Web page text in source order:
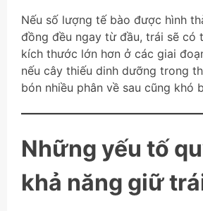
Nếu số lượng tế bào được hình
đồng đều ngay từ đầu, trái sẽ có
kích thước lớn hơn ở các giai
nếu cây thiếu dinh dưỡng trong
bón nhiều phân về sau cũng khó
Những yếu tố
khả năng giữ